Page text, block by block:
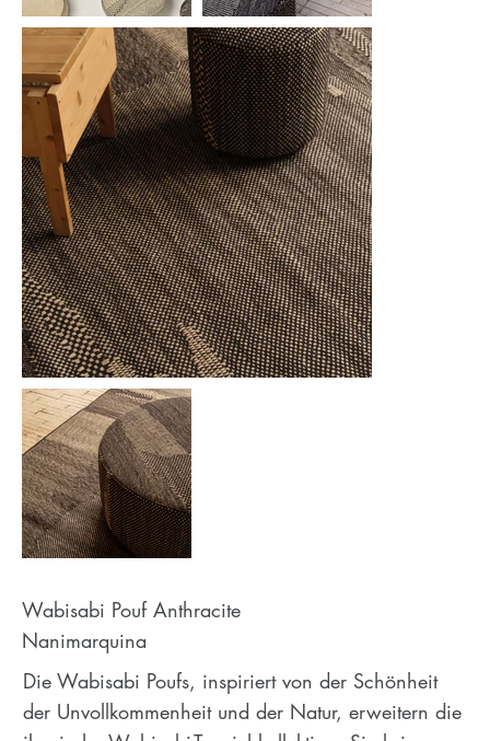
Wabisabi Pouf Anthracite
Nanimarquina
Die Wabisabi Poufs, inspiriert von der Schönheit
der Unvollkommenheit und der Natur, erweitern die